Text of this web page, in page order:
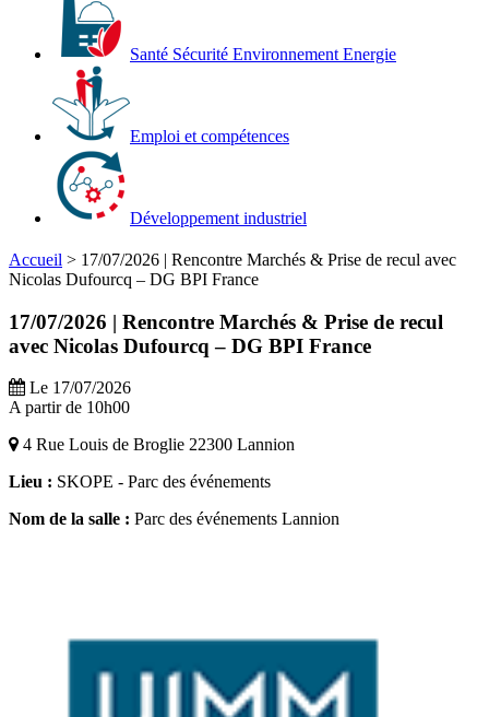
Santé Sécurité Environnement Energie
Emploi et compétences
Développement industriel
Accueil > 17/07/2026 | Rencontre Marchés & Prise de recul avec
Nicolas Dufourcq – DG BPI France
17/07/2026 | Rencontre Marchés & Prise de recul
avec Nicolas Dufourcq – DG BPI France
Le 17/07/2026
A partir de 10h00
4 Rue Louis de Broglie 22300 Lannion
Lieu : SKOPE - Parc des événements
Nom de la salle : Parc des événements Lannion